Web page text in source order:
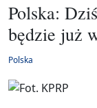
Polska:
będzie już
Polska